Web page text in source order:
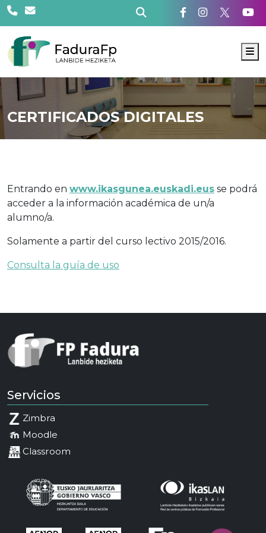
CERTIFICADOS DIGITALES
Entrando en www.ikasgunea.euskadi.eus se podrá
acceder a la información académica de un/a
alumno/a.
Solamente a partir del curso lectivo 2015/2016.
Consulta la guía de uso
Servicios
Zimbra
Moodle
Classroom